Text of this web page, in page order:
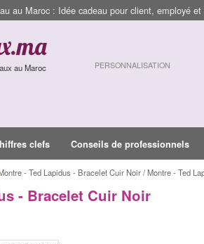
au Maroc : Idée cadeau pour client, employé et
au Maroc PERSONNALISATION
clefs Conseils de professionnels
- Ted Lapidus - Bracelet Cuir Noir / Montre - Ted
- Bracelet Cuir Noir